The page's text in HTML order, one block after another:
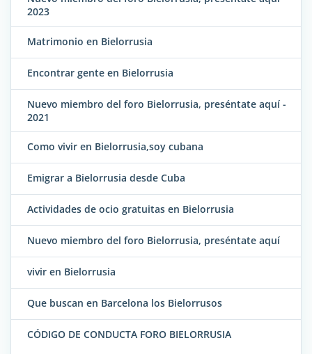
2023
Matrimonio en Bielorrusia
Encontrar gente en Bielorrusia
Nuevo miembro del foro Bielorrusia, preséntate aquí -
2021
Como vivir en Bielorrusia,soy cubana
Emigrar a Bielorrusia desde Cuba
Actividades de ocio gratuitas en Bielorrusia
Nuevo miembro del foro Bielorrusia, preséntate aquí
vivir en Bielorrusia
Que buscan en Barcelona los Bielorrusos
CÓDIGO DE CONDUCTA FORO BIELORRUSIA